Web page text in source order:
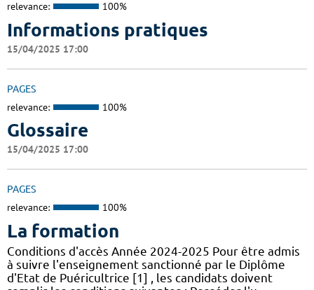
relevance: 100%
Informations pratiques
15/04/2025 17:00
PAGES
relevance: 100%
Glossaire
15/04/2025 17:00
PAGES
relevance: 100%
La formation
Conditions d'accès Année 2024-2025 Pour être admis
à suivre l'enseignement sanctionné par le Diplôme
d'Etat de Puéricultrice [1] , les candidats doivent